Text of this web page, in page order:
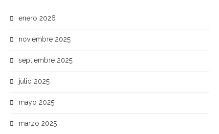
enero 2026
noviembre 2025
septiembre 2025
julio 2025
mayo 2025
marzo 2025